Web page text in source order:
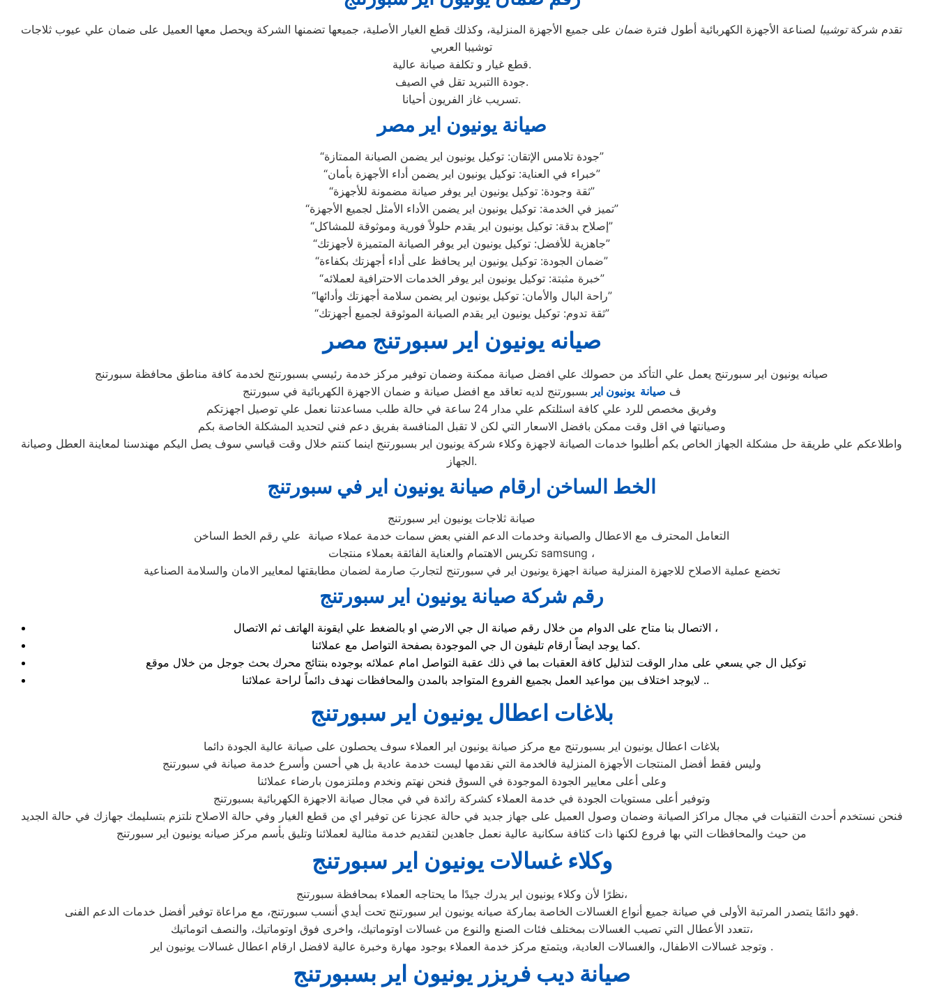
تقدم شركةتوشيبا لصناعة الأجهزة الكهربائية أطول فترة ضمان على جميع الأجهزة المنزلية، وكذلك قطع الغيار الأصلية، جميعها تضمنها الشركة ويحصل معها العميل على ضمان علي عيوب ثلاجات
توشيبا العربي
قطع غيار و تكلفة صيانة عالية.
جودة االتبريد تقل في الصيف.
تسريب غاز الفريون أحيانا.
صيانة يونيون اير مصر
“جودة تلامس الإتقان: توكيل يونيون اير يضمن الصيانة الممتازة”
“خبراء في العناية: توكيل يونيون اير يضمن أداء الأجهزة بأمان”
“ثقة وجودة: توكيل يونيون اير يوفر صيانة مضمونة للأجهزة”
“تميز في الخدمة: توكيل يونيون اير يضمن الأداء الأمثل لجميع الأجهزة”
“إصلاح بدقة: توكيل يونيون اير يقدم حلولاً فورية وموثوقة للمشاكل”
“جاهزية للأفضل: توكيل يونيون اير يوفر الصيانة المتميزة لأجهزتك”
“ضمان الجودة: توكيل يونيون اير يحافظ على أداء أجهزتك بكفاءة”
“خبرة مثبتة: توكيل يونيون اير يوفر الخدمات الاحترافية لعملائه”
“راحة البال والأمان: توكيل يونيون اير يضمن سلامة أجهزتك وأدائها”
“ثقة تدوم: توكيل يونيون اير يقدم الصيانة الموثوقة لجميع أجهزتك”
صيانه يونيون اير سبورتنج مصر
صيانه يونيون اير سبورتنج يعمل علي التأكد من حصولك علي افضل صيانة ممكنة وضمان توفير مركز خدمة رئيسي بسبورتنج لخدمة كافة مناطق محافظة سبورتنج
ف صيانة يونيون اير بسبورتنج لديه تعاقد مع افضل صيانة و ضمان الاجهزة الكهربائية في سبورتنج
وفريق مخصص للرد علي كافة اسئلتكم علي مدار 24 ساعة في حالة طلب مساعدتنا نعمل علي توصيل اجهزتكم
وصيانتها في اقل وقت ممكن بافضل الاسعار التي لكن لا تقبل المنافسة بفريق دعم فني لتحديد المشكلة الخاصة بكم
واطلاعكم علي طريقة حل مشكلة الجهاز الخاص بكم أطلبوا خدمات الصيانة لاجهزة وكلاء شركة يونيون اير بسبورتنج اينما كنتم خلال وقت قياسي سوف يصل اليكم مهندسنا لمعاينة العطل وصيانة
الجهاز.
الخط الساخن ارقام صيانة يونيون اير في سبورتنج
صيانة ثلاجات يونيون اير سبورتنج
التعامل المحترف مع الاعطال والصيانة وخدمات الدعم الفني بعض سمات خدمة عملاء صيانة علي رقم الخط الساخن
تكريس الاهتمام والعناية الفائقة بعملاء منتجات samsung ،
تخضع عملية الاصلاح للاجهزة المنزلية صيانة اجهزة يونيون اير في سبورتنج لتجاربَ صارمة لضمان مطابقتها لمعايير الامان والسلامة الصناعية
رقم شركة صيانة يونيون اير سبورتنج
الاتصال بنا متاح على الدوام من خلال رقم صيانة ال جي الارضي او بالضغط علي ايقونة الهاتف ثم الاتصال ،
كما يوجد ايضاً ارقام تليفون ال جي الموجودة بصفحة التواصل مع عملائنا.
توكيل ال جي يسعي على مدار الوقت لتذليل كافة العقبات بما في ذلك عقبة التواصل امام عملائه بوجوده بنتائج محرك بحث جوجل من خلال موقع
لايوجد اختلاف بين مواعيد العمل بجميع الفروع المتواجد بالمدن والمحافظات نهدف دائماً لراحة عملائنا ..
بلاغات اعطال يونيون اير سبورتنج
بلاغات اعطال يونيون اير بسبورتنج مع مركز صيانة يونيون اير العملاء سوف يحصلون على صيانة عالية الجودة دائما
وليس فقط أفضل المنتجات الأجهزة المنزلية فالخدمة التي نقدمها ليست خدمة عادية بل هي أحسن وأسرع خدمة صيانة في سبورتنج
وعلى أعلى معايير الجودة الموجودة في السوق فنحن نهتم ونخدم وملتزمون بارضاء عملائنا
وتوفير أعلى مستويات الجودة في خدمة العملاء كشركة رائدة في في مجال صيانة الاجهزة الكهربائية بسبورتنج
فنحن نستخدم أحدث التقنيات في مجال مراكز الصيانة وضمان وصول العميل على جهاز جديد في حالة عجزنا عن توفير اي من قطع الغيار وفي حالة الاصلاح نلتزم بتسليمك جهازك في حالة الجديد
من حيث والمحافظات التي بها فروع لكنها ذات كثافة سكانية عالية نعمل جاهدين لتقديم خدمة مثالية لعملائنا وتليق بأسم مركز صيانه يونيون اير سبورتنج
وكلاء غسالات يونيون اير سبورتنج
نظرًا لأن وكلاء يونيون اير يدرك جيدًا ما يحتاجه العملاء بمحافظة سبورتنج،
فهو دائمًا يتصدر المرتبة الأولى في صيانة جميع أنواع الغسالات الخاصة بماركة صيانه يونيون اير سبورتنج تحت أيدي أنسب سبورتنج، مع مراعاة توفير أفضل خدمات الدعم الفنى.
تتعدد الأعطال التي تصيب الغسالات بمختلف فئات الصنع والنوع من غسالات اوتوماتيك، واخرى فوق اوتوماتيك، والنصف اتوماتيك،
وتوجد غسالات الاطفال، والغسالات العادية، ويتمتع مركز خدمة العملاء بوجود مهارة وخبرة عالية لافضل ارقام اعطال غسالات يونيون اير .
صيانة ديب فريزر يونيون اير بسبورتنج